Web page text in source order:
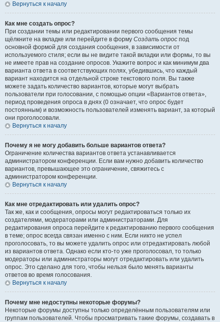
Вернуться к началу
Как мне создать опрос?
При создании темы или редактировании первого сообщения темы
щёлкните на вкладке или перейдите в форму Создать опрос под
основной формой для создания сообщения, в зависимости от
используемого стиля; если вы не видите такой вкладки или формы, то вы
не имеете прав на создание опросов. Укажите вопрос и как минимум два
варианта ответа в соответствующих полях, убедившись, что каждый
вариант находится на отдельной строке текстового поля. Вы также
можете задать количество вариантов, которые могут выбрать
пользователи при голосовании, с помощью опции «Вариантов ответа»,
период проведения опроса в днях (0 означает, что опрос будет
постоянным) и возможность пользователей изменять вариант, за который
они проголосовали.
Вернуться к началу
Почему я не могу добавить больше вариантов ответа?
Ограничение количества вариантов ответа устанавливается
администратором конференции. Если вам нужно добавить количество
вариантов, превышающее это ограничение, свяжитесь с
администратором конференции.
Вернуться к началу
Как мне отредактировать или удалить опрос?
Так же, как и сообщения, опросы могут редактироваться только их
создателями, модераторами или администраторами. Для
редактирования опроса перейдите к редактированию первого сообщения
в теме; опрос всегда связан именно с ним. Если никто не успел
проголосовать, то вы можете удалить опрос или отредактировать любой
из вариантов ответа. Однако если кто-то уже проголосовал, то только
модераторы или администраторы могут отредактировать или удалить
опрос. Это сделано для того, чтобы нельзя было менять варианты
ответов во время голосования.
Вернуться к началу
Почему мне недоступны некоторые форумы?
Некоторые форумы доступны только определённым пользователям или
группам пользователей. Чтобы просматривать такие форумы, создавать в